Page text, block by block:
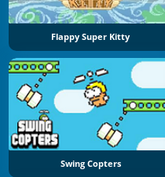
Flappy Super Kitty
Swing Copters